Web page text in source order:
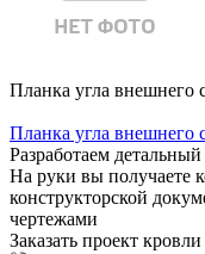
Планка угла внешнего
Планка угла
Разработаем
На руки вы получаете
конструкторской
чертежами
Заказать проект кровли